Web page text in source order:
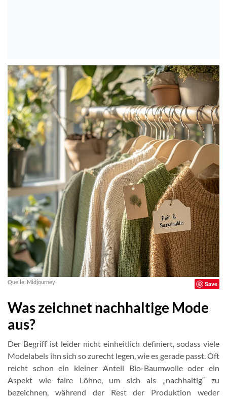
Quelle: Midjourney Save
Was zeichnet nachhaltige Mode
aus?
Der Begriff ist leider nicht einheitlich definiert, sodass viele
Modelabels ihn sich so zurecht legen, wie es gerade passt. Oft
reicht schon ein kleiner Anteil Bio-Baumwolle oder ein
Aspekt wie faire Löhne, um sich als „nachhaltig“ zu
bezeichnen, während der Rest der Produktion weder